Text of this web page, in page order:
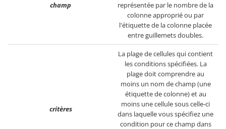
champ
représentée par le nombre de la
colonne approprié ou par
l'étiquette de la colonne placée
entre guillemets doubles.
critères
La plage de cellules qui contient
les conditions spécifiées. La
plage doit comprendre au
moins un nom de champ (une
étiquette de colonne) et au
moins une cellule sous celle-ci
dans laquelle vous spécifiez une
condition pour ce champ dans